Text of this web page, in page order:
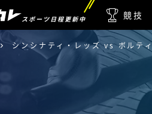
スポーツ日程更新中 競技
シンシナティ・レッズ vs ボルテ